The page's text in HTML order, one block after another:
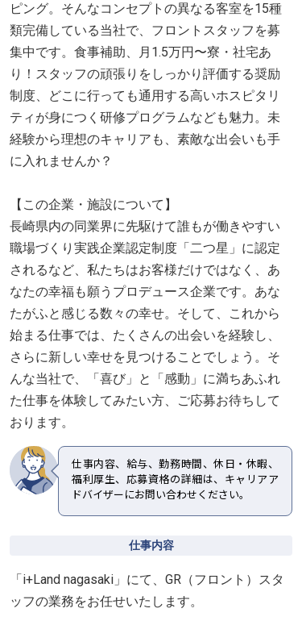
ピング。そんなコンセプトの異なる客室を15種
類完備している当社で、フロントスタッフを募
集中です。食事補助、月1.5万円〜寮・社宅あ
り！スタッフの頑張りをしっかり評価する奨励
制度、どこに行っても通用する高いホスピタリ
ティが身につく研修プログラムなども魅力。未
経験から理想のキャリアも、素敵な出会いも手
に入れませんか？
【この企業・施設について】
長崎県内の同業界に先駆けて誰もが働きやすい
職場づくり実践企業認定制度「二つ星」に認定
されるなど、私たちはお客様だけではなく、あ
なたの幸福も願うプロデュース企業です。あな
たがふと感じる数々の幸せ。そして、これから
始まる仕事では、たくさんの出会いを経験し、
さらに新しい幸せを見つけることでしょう。そ
んな当社で、「喜び」と「感動」に満ちあふれ
た仕事を体験してみたい方、ご応募お待ちして
おります。
仕事内容、給与、勤務時間、休日・休暇、
福利厚生、応募資格の詳細は、キャリアア
ドバイザーにお問い合わせください。
仕事内容
「i+Land nagasaki」にて、GR（フロント）スタ
ッフの業務をお任せいたします。